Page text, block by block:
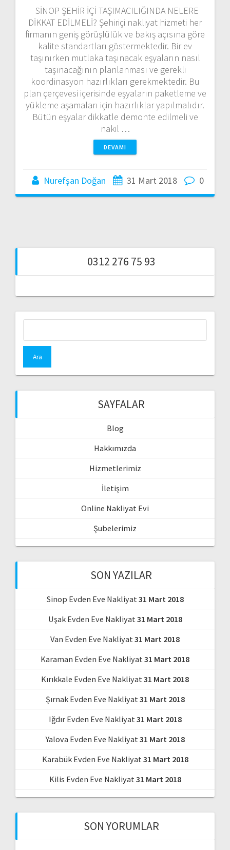
SİNOP ŞEHİR İÇİ TAŞIMACILIĞINDA NELERE
DİKKAT EDİLMELİ? Şehiriçi nakliyat hizmeti her
firmanın geniş görüşlülük ve bakış açısına göre
kalite standartları göstermektedir. Bir ev
taşınırken mutlaka taşınacak eşyaların nasıl
taşınacağının planlanması ve gerekli
koordinasyon hazırlıkları gerekmektedir. Bu
plan çerçevesi içerisinde eşyaların paketleme ve
yükleme aşamaları için hazırlıklar yapılmalıdır.
Bütün eşyalar dikkatle demonte edilmeli ve
nakil …
DEVAMI
Nurefşan Doğan 31 Mart 2018 0
0312 276 75 93
SAYFALAR
Blog
Hakkımızda
Hizmetlerimiz
İletişim
Online Nakliyat Evi
Şubelerimiz
SON YAZILAR
Sinop Evden Eve Nakliyat31 Mart 2018
Uşak Evden Eve Nakliyat31 Mart 2018
Van Evden Eve Nakliyat31 Mart 2018
Karaman Evden Eve Nakliyat31 Mart 2018
Kırıkkale Evden Eve Nakliyat31 Mart 2018
Şırnak Evden Eve Nakliyat31 Mart 2018
Iğdır Evden Eve Nakliyat31 Mart 2018
Yalova Evden Eve Nakliyat31 Mart 2018
Karabük Evden Eve Nakliyat31 Mart 2018
Kilis Evden Eve Nakliyat31 Mart 2018
SON YORUMLAR